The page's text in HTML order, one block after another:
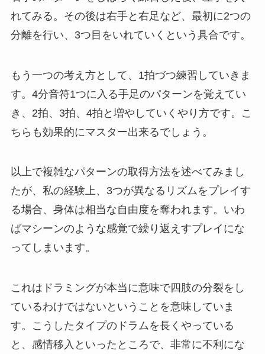
れてみる。その後は右手と右足など、最初に2つの
分離を行い、3つ目をいれていくという具合です。
もう一つの考え方として、1拍づつ練習していきま
す。4分音符1つに入る手足のパターンを覚えてい
き、2拍、3拍、4拍と増やしていくやり方です。こ
ちらも効果的にマスター出来るでしょう。
以上で複雑なパターンの取得方法を述べてみまし
たが、私の経験上、3つが異なるリズムをプレイす
る場合、身体は相当な自由度を奪われます。いわ
ばマシーンのような感覚で繰り返えすプレイにな
ってしまいます。
これはドラミングが本当に意味で四肢の分裂をし
ているわけではないということを意味していま
す。こうしたタイプのドラムを長くやっている
と、感情移入といったところで、非常に不利にな